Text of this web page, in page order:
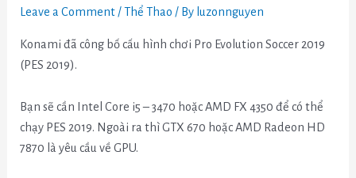
Leave a Comment /Thể Thao / By luzonnguyen
Konami đã công bố cấu hình chơi Pro Evolution Soccer 2019
(PES 2019).
Bạn sẽ cần Intel Core i5 – 3470 hoặc AMD FX 4350 để có thể
chạy PES 2019. Ngoài ra thì GTX 670 hoặc AMD Radeon HD
7870 là yêu cầu về GPU.